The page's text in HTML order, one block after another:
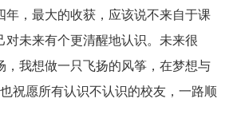
年，最大的收获，应该说不来自于课
对未来有个更清醒地认识。未来很
，我想做一只飞扬的风筝，在梦想与
祝愿所有认识不认识的校友，一路顺